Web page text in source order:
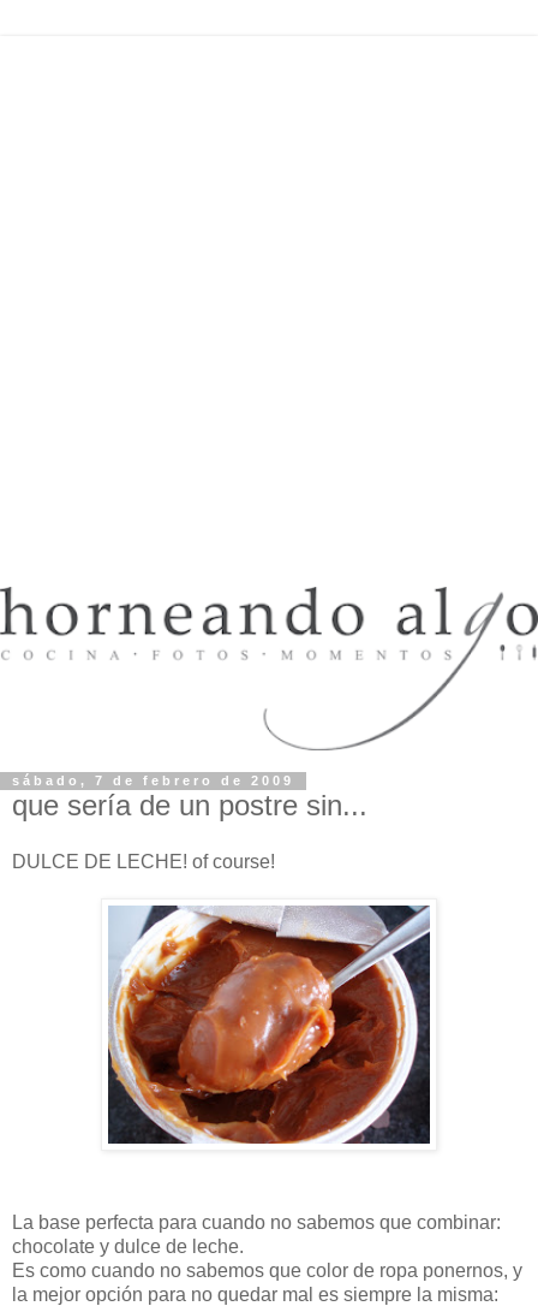
sábado, 7 de febrero de 2009
que sería de un postre sin...
DULCE DE LECHE! of course!
La base perfecta para cuando no sabemos que combinar:
chocolate y dulce de leche.
Es como cuando no sabemos que color de ropa ponernos, y
la mejor opción para no quedar mal es siempre la misma: